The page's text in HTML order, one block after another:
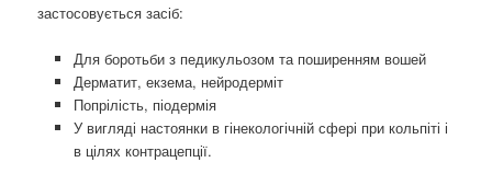
застосовується засіб:
Для боротьби з педикульозом та поширенням вошей
Дерматит, екзема, нейродерміт
Попрілість, піодермія
У вигляді настоянки в гінекологічній сфері при кольпіті і
в цілях контрацепції.